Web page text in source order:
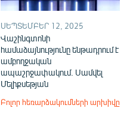
ՍԵՊՏԵՄԲԵՐ 12, 2025
Վաշինգտոնի
համաձայնությունը ենթադրում է
ամբողջական
ապաշրջափակում. Սամվել
Մելիքսեթյան
Բոլոր հեռարձակումների արխիվը